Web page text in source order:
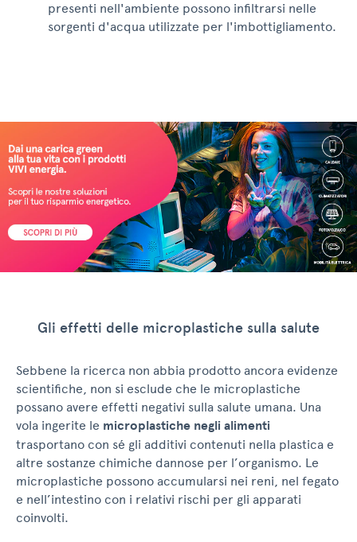
presenti nell'ambiente possono infiltrarsi nelle
sorgenti d'acqua utilizzate per l'imbottigliamento.
Gli effetti delle microplastiche sulla salute
Sebbene la ricerca non abbia prodotto ancora evidenze
scientifiche, non si esclude che le microplastiche
possano avere effetti negativi sulla salute umana. Una
vola ingerite le microplastiche negli alimenti
trasportano con sé gli additivi contenuti nella plastica e
altre sostanze chimiche dannose per l’organismo. Le
microplastiche possono accumularsi nei reni, nel fegato
e nell’intestino con i relativi rischi per gli apparati
coinvolti.